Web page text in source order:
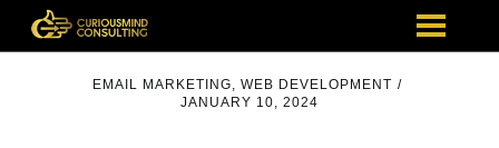
EMAIL MARKETING WEB DEVELOPMENT /
JANUARY 10, 2024